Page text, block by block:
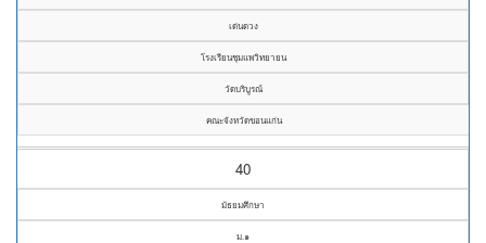
เด่นดวง
โรงเรียนชุมแพวิทยายน
วัดบริบูรณ์
คณะจังหวัดขอนแก่น
40
มัธยมศึกษา
ม.๑